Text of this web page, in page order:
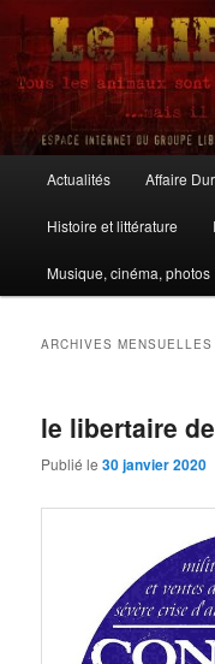
Aller
contenu
principal
Aller
contenu
secondaire
Le Libertaire
principal
Actualités Affaire
Histoire et littérature
Musique, cinéma, photos
ARCHIVES
le libertaire
Publié le30 janvier 2020